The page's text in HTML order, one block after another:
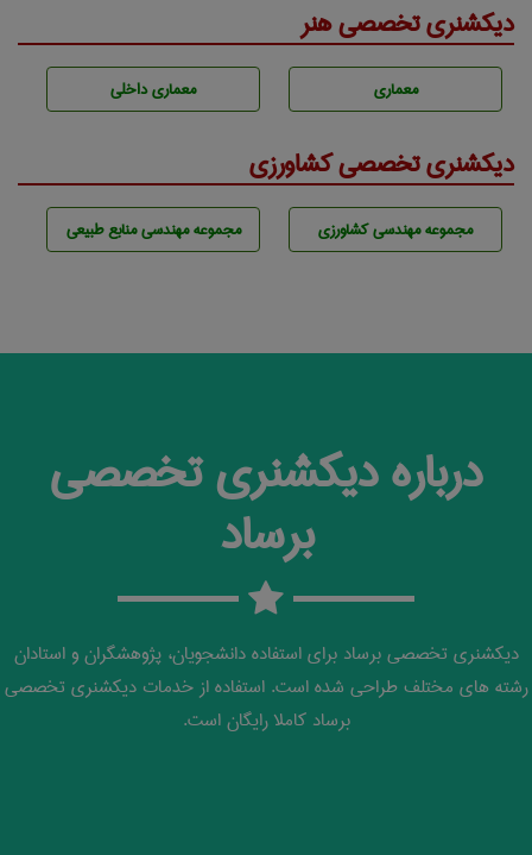
دیکشنری تخصصی هنر
معماری معماری داخلی
دیکشنری تخصصی کشاورزی
مجموعه مهندسی كشاورزی مجموعه مهندسی منابع طبيعی
درباره دیکشنری تخصصی
برساد
دیکشنری تخصصی برساد برای استفاده دانشجویان، پژوهشگران و استادان
رشته های مختلف طراحی شده است. استفاده از خدمات دیکشنری تخصصی
برساد کاملا رایگان است.